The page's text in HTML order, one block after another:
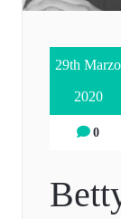
29th Marzo
2020
0